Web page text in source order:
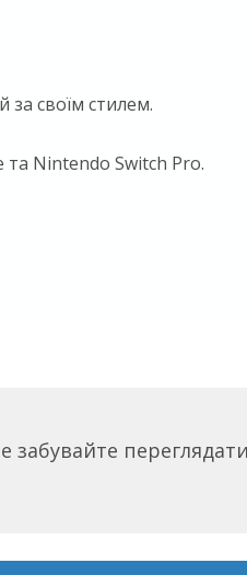
за своїм стилем.
та Nintendo Switch Pro.
переглядати